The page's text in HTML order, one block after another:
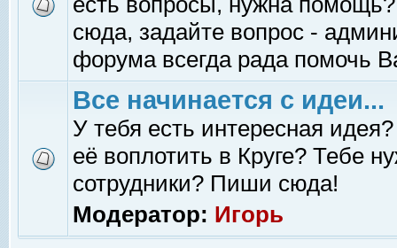
сюда, задайте вопрос -
форума всегда рада помочь
Все начинается с идеи...
У тебя есть интересная
её воплотить в Круге? Тебе
сотрудники? Пиши сюда!
Модератор: Игорь